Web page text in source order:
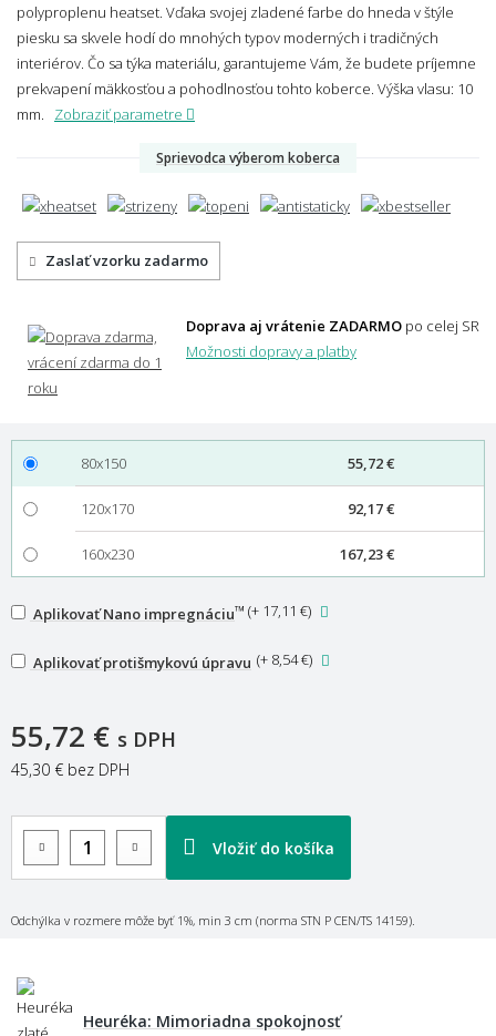
polyproplenu heatset. Vďaka svojej zladené farbe do hneda v štýle
piesku sa skvele hodí do mnohých typov moderných i tradičných
interiérov. Čo sa týka materiálu, garantujeme Vám, že budete príjemne
prekvapení mäkkosťou a pohodlnosťou tohto koberce. Výška vlasu: 10
mm.
Zobraziť parametre
Sprievodca výberom koberca
Zaslať vzorku zadarmo
Doprava aj vrátenie ZADARMO po celej SR
Možnosti dopravy a platby
80x150 55,72 €
120x170 92,17 €
160x230 167,23 €
Aplikovať Nano impregnáciu™ (+ 17,11 €)
Aplikovať protišmykovú úpravu (+ 8,54 €)
55,72 € s DPH
45,30 € bez DPH
Vložiť do košíka
Odchýlka v rozmere môže byť 1%, min 3 cm (norma STN P CEN/TS 14159).
Heuréka: Mimoriadna spokojnosť